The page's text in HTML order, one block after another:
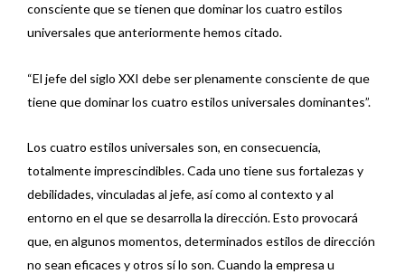
consciente que se tienen que dominar los cuatro estilos
universales que anteriormente hemos citado.
“El jefe del siglo XXI debe ser plenamente consciente de que
tiene que dominar los cuatro estilos universales dominantes”.
Los cuatro estilos universales son, en consecuencia,
totalmente imprescindibles. Cada uno tiene sus fortalezas y
debilidades, vinculadas al jefe, así como al contexto y al
entorno en el que se desarrolla la dirección. Esto provocará
que, en algunos momentos, determinados estilos de dirección
no sean eficaces y otros sí lo son. Cuando la empresa u